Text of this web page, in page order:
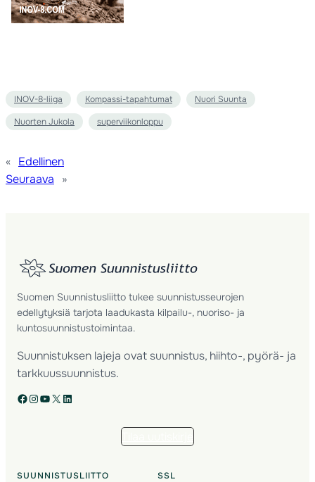
INOV-8-liiga Kompassi-tapahtumat
Nuori Suunta
Nuorten Jukola
superviikonloppu
« Edellinen
Seuraava
»
Suomen Suunnistusliitto tukee suunnistusseurojen
edellytyksiä tarjota laadukasta kilpailu-, nuoriso- ja
kuntosuunnistustoimintaa.
Suunnistuksen lajeja ovat suunnistus, hiihto-, pyörä- ja
tarkkuussuunnistus.
Facebook Instagram YouTube X LinkedIn
SUUNNISTUSLIITTO SSL